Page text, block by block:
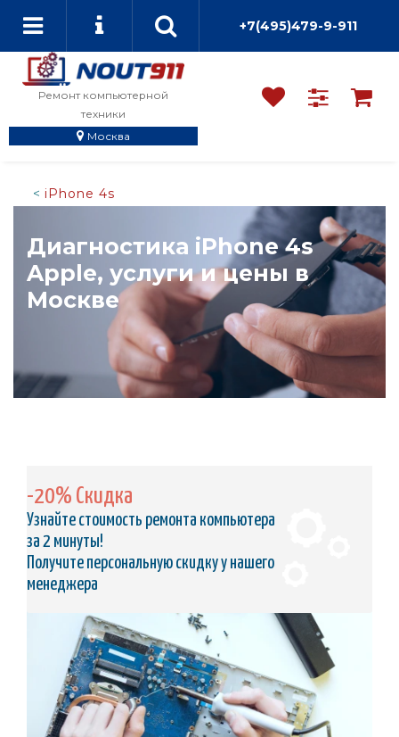
+7(495)479-9-911
Ремонт компьютерной
техники
Москва
iPhone 4s
Диагностика iPhone 4s
Apple, услуги и цены в
Москве
-20% Скидка
Узнайте стоимость ремонта компьютера
за 2 минуты!
Получите персональную скидку у нашего
менеджера